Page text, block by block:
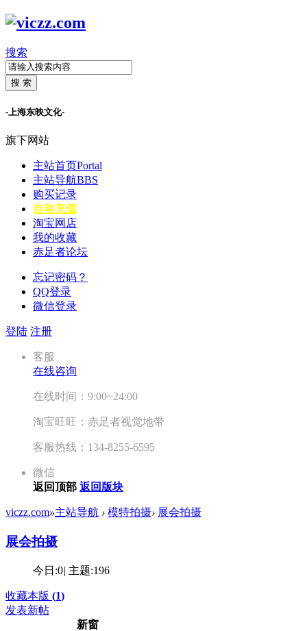
搜索
搜 索
-上海东映文化-
旗下网站
主站首页Portal
主站导航BBS
购买记录
自动充值
淘宝网店
我的收藏
赤足者论坛
忘记密码？
QQ登录
微信登录
登陆 注册
客服
在线咨询
在线时间：9:00~24:00
淘宝旺旺：赤足者视觉地带
客服热线：134-8255-6595
微信
返回顶部 返回版块
viczz.com»主站导航 › 模特拍摄› 展会拍摄
展会拍摄
今日:0| 主题:196
收藏本版 (1)
发表新帖
新窗